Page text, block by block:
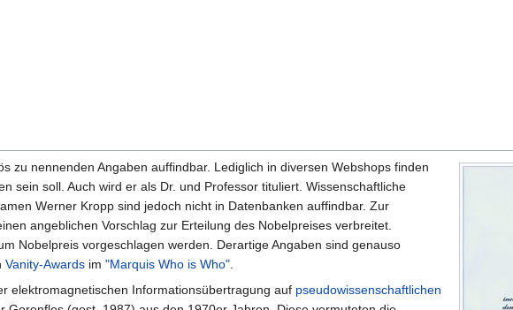
zu nennenden Angaben auffindbar. Lediglich in diversen Webshops finden
sein soll. Auch wird er als Dr. und Professor tituliert. Wissenschaftliche
Werner Kropp sind jedoch nicht in Datenbanken auffindbar. Zur
angeblichen Vorschlag zur Erteilung des Nobelpreises verbreitet.
Nobelpreis vorgeschlagen werden. Derartige Angaben sind genauso
Vanity-Awards im "Marquis Who is Who".
elektromagnetischen Informationsübertragung auf pseudowissenschaftlichen